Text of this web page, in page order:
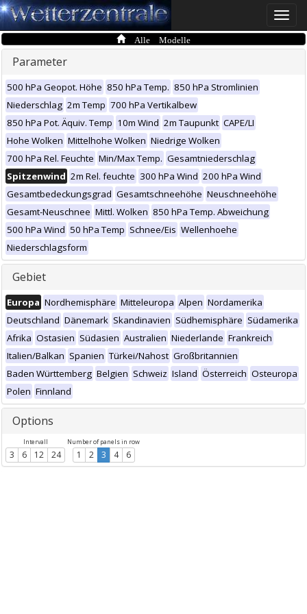
Toggle
Alle Modelle
Parameter
500 hPa Geopot. Höhe 850 hPa Temp. 850 hPa Stromlinien
Niederschlag 2m Temp 700 hPa Vertikalbew
850 hPa Pot. Äquiv. Temp 10m Wind 2m Taupunkt CAPE/LI
Hohe Wolken Mittelhohe Wolken Niedrige Wolken
700 hPa Rel. Feuchte Min/Max Temp. Gesamtniederschlag
Spitzenwind 2m Rel. feuchte 300 hPa Wind 200 hPa Wind
Gesamtbedeckungsgrad Gesamtschneehöhe Neuschneehöhe
Gesamt-Neuschnee Mittl. Wolken 850 hPa Temp. Abweichung
500 hPa Wind 50 hPa Temp Schnee/Eis Wellenhoehe
Niederschlagsform
Gebiet
Europa Nordhemisphäre Mitteleuropa Alpen Nordamerika
Deutschland Dänemark Skandinavien Südhemisphäre Südamerika
Afrika Ostasien Südasien Australien Niederlande Frankreich
Italien/Balkan Spanien Türkei/Nahost Großbritannien
Baden Württemberg Belgien Schweiz Island Österreich Osteuropa
Polen Finnland
Options
Intervall
3 6 12 24
Number of panels in row
1 2 3 4 6